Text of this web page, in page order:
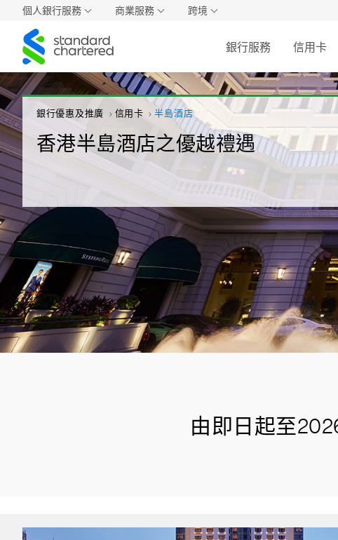
個人銀行服務 商業服務 跨境
Standard
Chartered
銀行服務 信用卡
銀行優惠及推廣 信用卡 半島酒店
香港半島酒店之優越禮遇
由即日起至